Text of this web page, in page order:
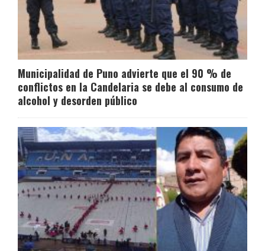
Municipalidad de Puno advierte que el 90 % de
conflictos en la Candelaria se debe al consumo de
alcohol y desorden público